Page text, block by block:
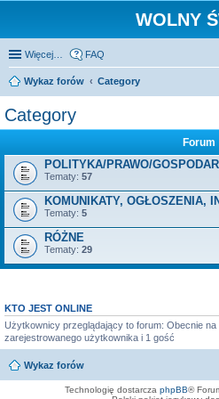
WOLNY
Więcej… FAQ
Wykaz forów
Category
Category
Forum
POLITYKA/PRAWO/
Tematy: 57
KOMUNIKATY, OGŁOSZENIA,
Tematy: 5
RÓŻNE
Tematy: 29
KTO JEST ONLINE
Użytkownicy przeglądający to forum: Obecnie na
zarejestrowanego użytkownika i 1 gość
Wykaz forów
Technologię dostarcza phpBB®